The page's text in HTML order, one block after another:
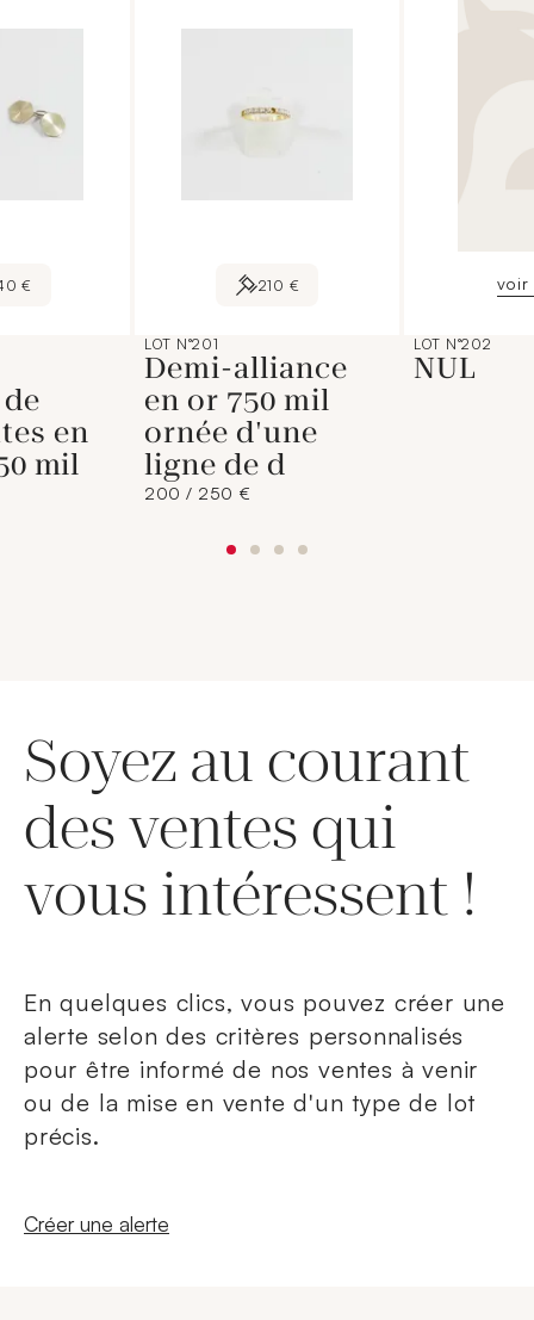
€
en
mil
210 €
LOT N°201
Demi-alliance
en or 750 mil
ornée d'une
ligne de d
200 / 250 €
voir
LOT N°202
NUL
Soyez au courant
des ventes qui
vous intéressent !
En quelques clics, vous pouvez créer une
alerte selon des critères personnalisés
pour être informé de nos ventes à venir
ou de la mise en vente d'un type de lot
précis.
Nouvelle fenêtre
Créer une alerte